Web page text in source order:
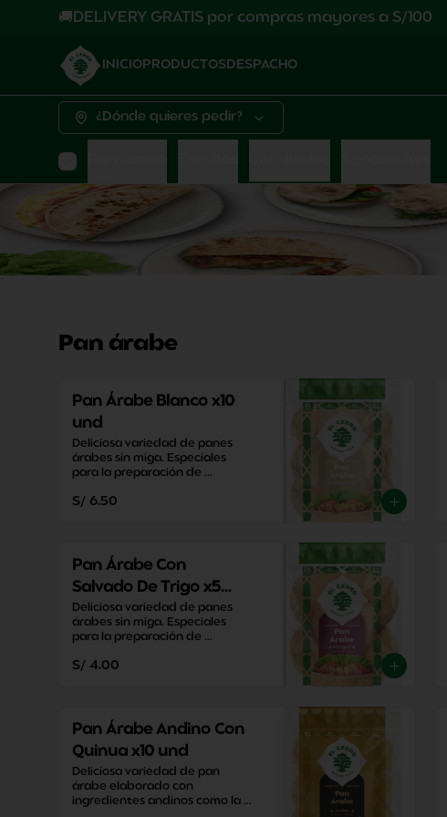
🚚DELIVERY GRATIS por compras mayores a S/100
INICIOPRODUCTOSDESPACHO
¿Dónde quieres pedir?
Pan árabe
Pan Árabe Blanco x10
und
Deliciosa variedad de panes
árabes sin miga. Especiales
para la preparación de
saludables.
S/ 6.50
Pan Árabe Con
Salvado De Trigo x5
und
Deliciosa variedad de panes
árabes sin miga. Especiales
para la preparación de
saludables.
S/ 4.00
Pan Árabe Andino Con
Quinua x10 und
Deliciosa variedad de pan
árabe elaborado con
ingredientes andinos como la